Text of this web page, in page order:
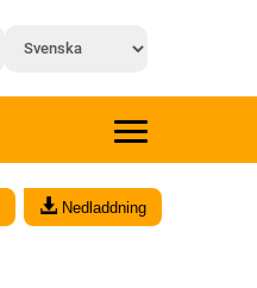
Nedladdning